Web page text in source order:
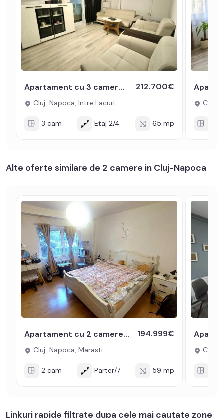
Apartament cu 3 camere de vanzare si parcare in zona Intre Lacuri 212.700€
Cluj-Napoca, Intre Lacuri
3 cam Etaj 2/4 65 mp
Cluj-
Alte oferte similare de 2 camere in Cluj-Napoca
Apartament cu 2 camere de vanzare in Marasti zona BRD si The Office 194.999€
Cluj-Napoca, Marasti
2 cam Parter/7 59 mp
Cluj-
Linkuri rapide filtrate dupa cele mai cautate zone